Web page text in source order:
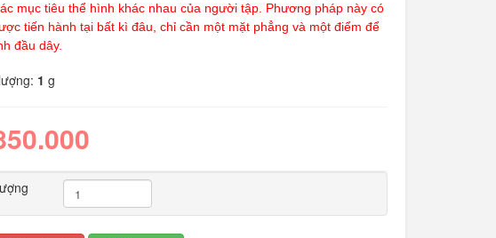
mục tiêu thể hình khác nhau của người tập. Phương pháp này có
tiến hành tại bất kì đâu, chỉ cần một mặt phẳng và một điểm để
đầu dây.
1 g